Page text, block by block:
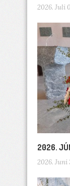
2026. Juli
2026.
2026. Juni